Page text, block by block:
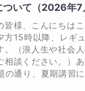
いて（2026年7
皆様、こんにちは
15時以降、レギ
。（浪人生や社会
相談ください。）
通り、夏期講習に